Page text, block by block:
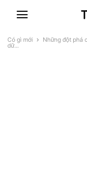
Có gì mới
Những đột phá
dữ...